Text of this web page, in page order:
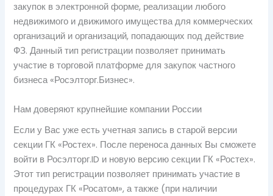
закупок в электронной форме, реализации любого
недвижимого и движимого имущества для коммерческих
организаций и организаций, попадающих под действие
ФЗ. Данный тип регистрации позволяет принимать
участие в торговой платформе для закупок частного
бизнеса «Росэлторг.Бизнес».
Нам доверяют крупнейшие компании России
Если у Вас уже есть учетная запись в старой версии
секции ГК «Ростех». После переноса данных Вы сможете
войти в Росэлторг.ID и новую версию секции ГК «Ростех».
Этот тип регистрации позволяет принимать участие в
процедурах ГК «Росатом», а также (при наличии